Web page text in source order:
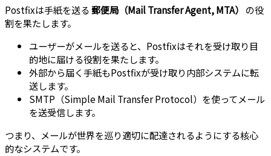
Postfixは手紙を送る郵便局（Mail Transfer Agent, MTA） の役
割を果たします。
ユーザーがメールを送ると、Postfixはそれを受け取り目
的地に届ける役割を果たします。
外部から届く手紙もPostfixが受け取り内部システムに転
送します。
SMTP（Simple Mail Transfer Protocol）を使ってメール
を送受信します。
つまり、メールが世界を巡り適切に配達されるようにする核心
的なシステムです。